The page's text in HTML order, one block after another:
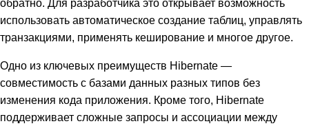
обратно. Для разработчика это открывает возможность
использовать автоматическое создание таблиц, управлять
транзакциями, применять кеширование и многое другое.
Одно из ключевых преимуществ Hibernate —
совместимость с базами данных разных типов без
изменения кода приложения. Кроме того, Hibernate
поддерживает сложные запросы и ассоциации между